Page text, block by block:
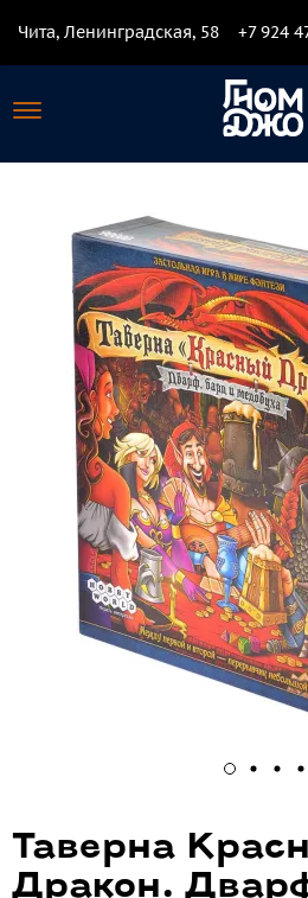
Чита, Ленинградская, 58 +7 924
Таверна
Дракон.